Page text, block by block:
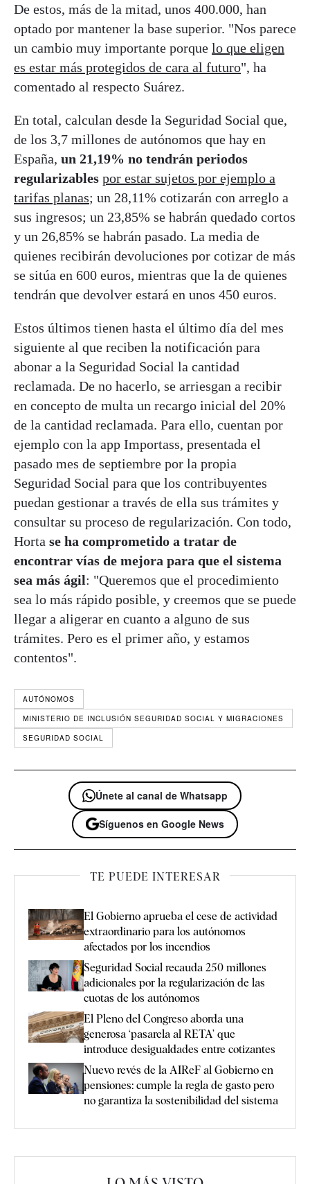
De estos, más de la mitad, unos 400.000, han
optado por mantener la base superior. "Nos parece
un cambio muy importante porque lo que eligen
es estar más protegidos de cara al futuro", ha
comentado al respecto Suárez.
En total, calculan desde la Seguridad Social que,
de los 3,7 millones de autónomos que hay en
España, un 21,19% no tendrán periodos
regularizables por estar sujetos por ejemplo a
tarifas planas; un 28,11% cotizarán con arreglo a
sus ingresos; un 23,85% se habrán quedado cortos
y un 26,85% se habrán pasado. La media de
quienes recibirán devoluciones por cotizar de más
se sitúa en 600 euros, mientras que la de quienes
tendrán que devolver estará en unos 450 euros.
Estos últimos tienen hasta el último día del mes
siguiente al que reciben la notificación para
abonar a la Seguridad Social la cantidad
reclamada. De no hacerlo, se arriesgan a recibir
en concepto de multa un recargo inicial del 20%
de la cantidad reclamada. Para ello, cuentan por
ejemplo con la app Importass, presentada el
pasado mes de septiembre por la propia
Seguridad Social para que los contribuyentes
puedan gestionar a través de ella sus trámites y
consultar su proceso de regularización. Con todo,
Horta se ha comprometido a tratar de
encontrar vías de mejora para que el sistema
sea más ágil: "Queremos que el procedimiento
sea lo más rápido posible, y creemos que se puede
llegar a aligerar en cuanto a alguno de sus
trámites. Pero es el primer año, y estamos
contentos".
AUTÓNOMOS
MINISTERIO DE INCLUSIÓN SEGURIDAD SOCIAL Y MIGRACIONES
SEGURIDAD SOCIAL
Únete al canal de Whatsapp
Síguenos en Google News
TE PUEDE INTERESAR
El Gobierno aprueba el cese de actividad
extraordinario para los autónomos
afectados por los incendios
Seguridad Social recauda 250 millones
adicionales por la regularización de las
cuotas de los autónomos
El Pleno del Congreso aborda una
generosa ‘pasarela al RETA’ que
introduce desigualdades entre cotizantes
Nuevo revés de la AIReF al Gobierno en
pensiones: cumple la regla de gasto pero
no garantiza la sostenibilidad del sistema